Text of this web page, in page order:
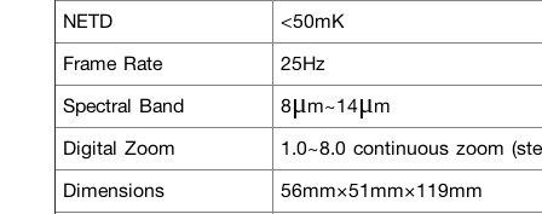
NETD
<50mK
Frame Rate
25Hz
Spectral Band
8μm~14μm
Digital Zoom
1.0~8.0 continuous zoom
Dimensions
56mm×51mm×119mm